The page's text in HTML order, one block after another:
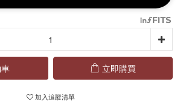
立即購買
加入追蹤清單